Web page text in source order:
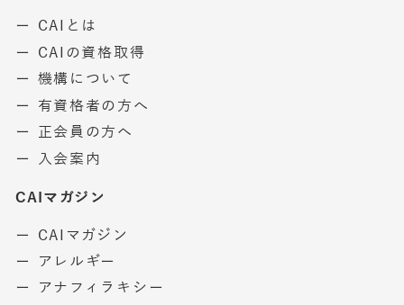
ー CAIとは
ー CAIの資格取得
ー 機構について
ー 有資格者の方へ
ー 正会員の方へ
ー 入会案内
CAIマガジン
ー CAIマガジン
ー アレルギー
ー アナフィラキシー